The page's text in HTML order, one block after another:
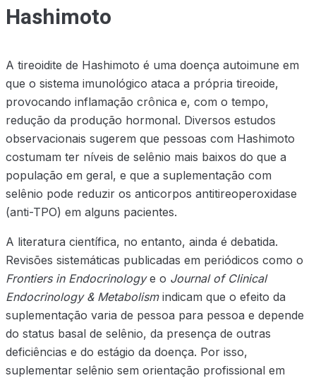
Hashimoto
A tireoidite de Hashimoto é uma doença autoimune em
que o sistema imunológico ataca a própria tireoide,
provocando inflamação crônica e, com o tempo,
redução da produção hormonal. Diversos estudos
observacionais sugerem que pessoas com Hashimoto
costumam ter níveis de selênio mais baixos do que a
população em geral, e que a suplementação com
selênio pode reduzir os anticorpos antitireoperoxidase
(anti-TPO) em alguns pacientes.
A literatura científica, no entanto, ainda é debatida.
Revisões sistemáticas publicadas em periódicos como o
Frontiers in Endocrinologye o Journal of Clinical
Endocrinology & Metabolismindicam que o efeito da
suplementação varia de pessoa para pessoa e depende
do status basal de selênio, da presença de outras
deficiências e do estágio da doença. Por isso,
suplementar selênio sem orientação profissional em